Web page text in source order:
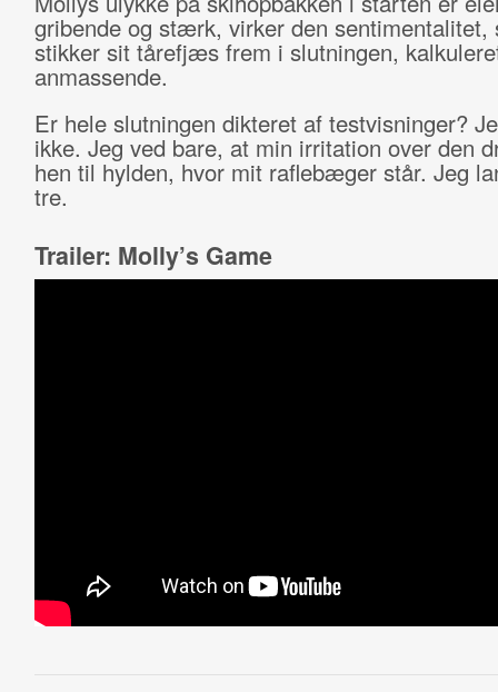
gribende og stærk, virker den sentimentalitet,
stikker sit tårefjæs frem i slutningen,
anmassende.
Er hele slutningen dikteret af testvisninger?
ikke. Jeg ved bare, at min irritation over den
hen til hylden, hvor mit raflebæger står. Jeg
tre.
Trailer: Molly’s Game